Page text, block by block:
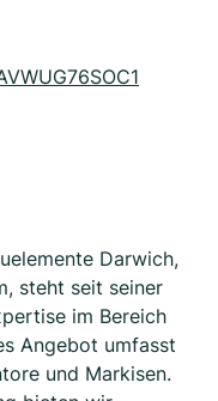
Darwich,
steht seit seiner
im Bereich
Angebot umfasst
und Markisen.